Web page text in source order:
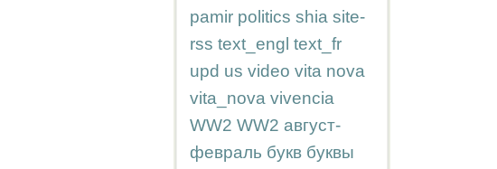
pamir politics shia site-
rss text_engl text_fr
upd us video vita nova
vita_nova vivencia
WW2 WW2 август-
февраль букв буквы